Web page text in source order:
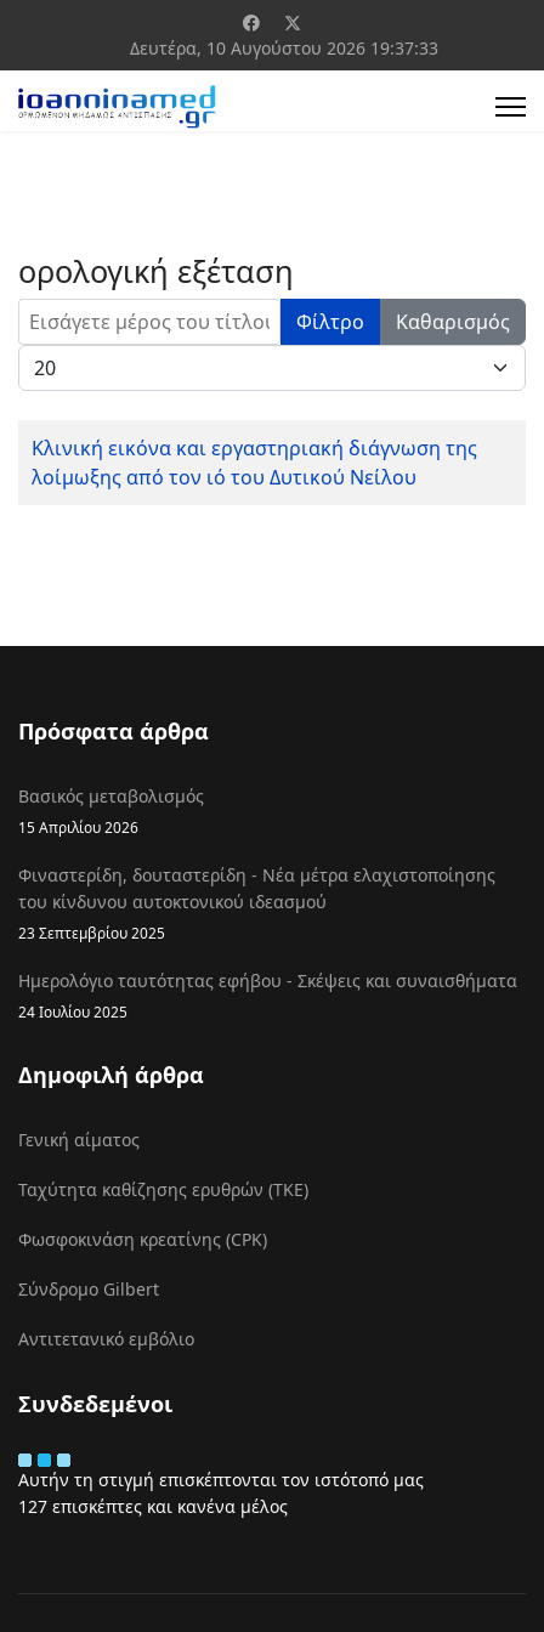
Δευτέρα, 10 Αυγούστου 2026 19:37:33
ορολογική εξέταση
Εισάγετε μέρος του τίτλου. Φίλτρο
Καθαρισμός
Εμφάνιση #
Κλινική εικόνα και εργαστηριακή διάγνωση της
λοίμωξης από τον ιό του Δυτικού Νείλου
Πρόσφατα άρθρα
Βασικός μεταβολισμός
15 Απριλίου 2026
Φιναστερίδη, δουταστερίδη - Νέα μέτρα ελαχιστοποίησης
του κίνδυνου αυτοκτονικού ιδεασμού
23 Σεπτεμβρίου 2025
Ημερολόγιο ταυτότητας εφήβου - Σκέψεις και συναισθήματα
24 Ιουλίου 2025
Δημοφιλή άρθρα
Γενική αίματος
Ταχύτητα καθίζησης ερυθρών (ΤΚΕ)
Φωσφοκινάση κρεατίνης (CPK)
Σύνδρομο Gilbert
Αντιτετανικό εμβόλιο
Συνδεδεμένοι
Αυτήν τη στιγμή επισκέπτονται τον ιστότοπό μας
127 επισκέπτες και κανένα μέλος